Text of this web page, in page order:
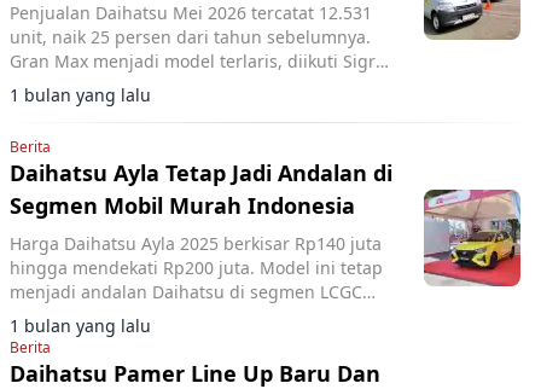
Penjualan Daihatsu Mei 2026 tercatat 12.531
unit, naik 25 persen dari tahun sebelumnya.
Gran Max menjadi model terlaris, diikuti Sigra
dan Ayla dengan mayoritas produk lokal.
1 bulan yang lalu
Berita
Daihatsu Ayla Tetap Jadi Andalan di
Segmen Mobil Murah Indonesia
Harga Daihatsu Ayla 2025 berkisar Rp140 juta
hingga mendekati Rp200 juta. Model ini tetap
menjadi andalan Daihatsu di segmen LCGC
berkat efisiensi bahan bakar dan platform
DNGA.
1 bulan yang lalu
Berita
Daihatsu Pamer Line Up Baru Dan